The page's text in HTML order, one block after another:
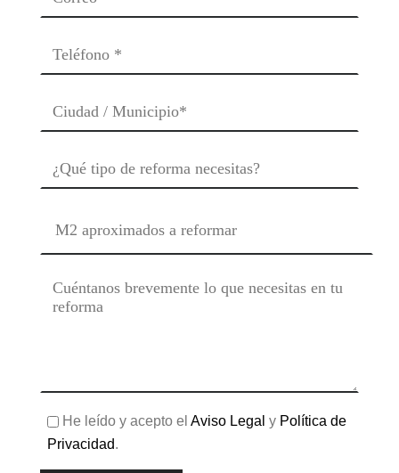
He leído y acepto el Aviso Legal y Política de
Privacidad.